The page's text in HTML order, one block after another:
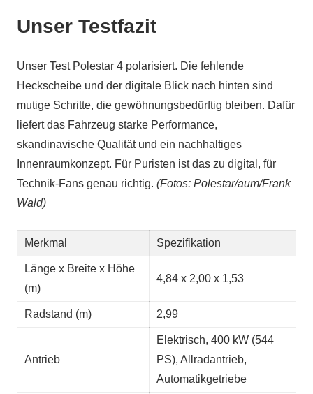
Unser Testfazit
Unser Test Polestar 4 polarisiert. Die fehlende
Heckscheibe und der digitale Blick nach hinten sind
mutige Schritte, die gewöhnungsbedürftig bleiben. Dafür
liefert das Fahrzeug starke Performance,
skandinavische Qualität und ein nachhaltiges
Innenraumkonzept. Für Puristen ist das zu digital, für
Technik-Fans genau richtig. (Fotos: Polestar/aum/Frank
Wald)
Merkmal Spezifikation
Länge x Breite x Höhe
(m)
4,84 x 2,00 x 1,53
Radstand (m) 2,99
Antrieb
Elektrisch, 400 kW (544
PS), Allradantrieb,
Automatikgetriebe